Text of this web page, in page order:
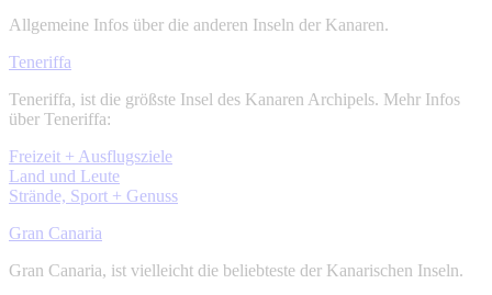
Allgemeine Infos über die anderen Inseln der Kanaren.
Teneriffa
Teneriffa, ist die größste Insel des Kanaren Archipels. Mehr Infos
über Teneriffa:
Freizeit + Ausflugsziele
Land und Leute
Strände, Sport + Genuss
Gran Canaria
Gran Canaria, ist vielleicht die beliebteste der Kanarischen Inseln.